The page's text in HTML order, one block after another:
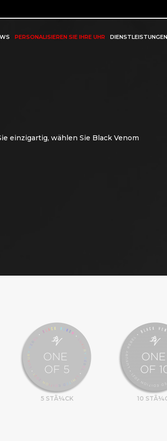
PERSONALISIEREN SIE IHRE UHR DIENSTLEISTUNGEN
einzigartig, wählen Sie Black Venom
5 STÃ¼CK 10